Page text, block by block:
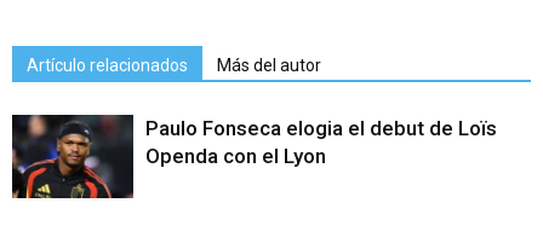
Artículo relacionados Más del autor
Paulo Fonseca elogia el debut de Loïs
Openda con el Lyon